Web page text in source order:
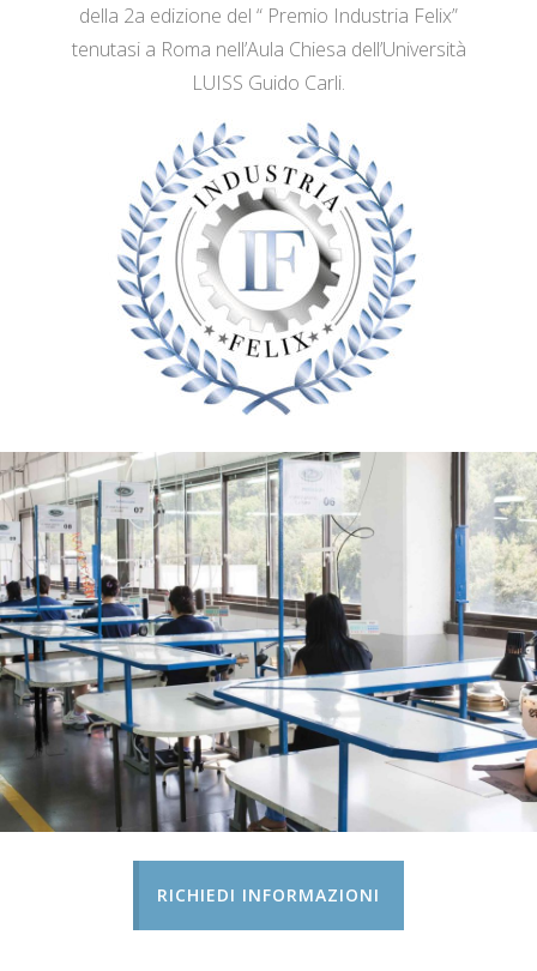
della 2a edizione del “ Premio Industria Felix”
tenutasi a Roma nell’Aula Chiesa dell’Università
LUISS Guido Carli.
RICHIEDI INFORMAZIONI